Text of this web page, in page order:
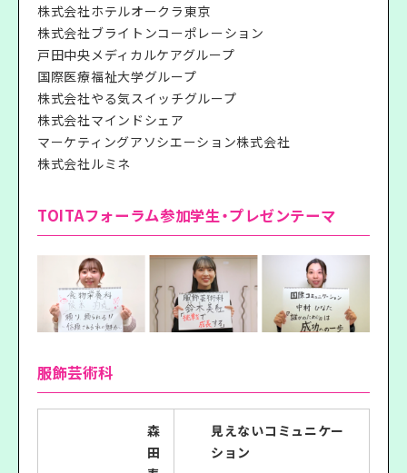
株式会社ホテルオークラ東京
株式会社ブライトンコーポレーション
戸田中央メディカルケアグループ
国際医療福祉大学グループ
株式会社やる気スイッチグループ
株式会社マインドシェア
マーケティングアソシエーション株式会社
株式会社ルミネ
TOITAフォーラム参加学生・プレゼンテーマ
服飾芸術科
森
田
見えないコミュニケー
ション